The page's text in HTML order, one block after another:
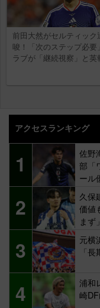
前田大然がセルティック
唆！「次のステップ必要
ラブが「継続視察」と英
アクセスランキング
1
佐野
部「
ール
2
久保
価値
まず」
3
元横
「
4
浦和
崎